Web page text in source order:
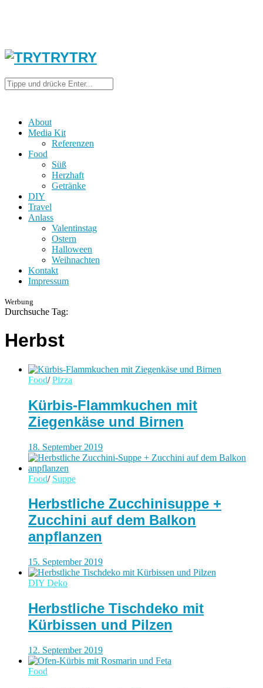
About
Media Kit
Referenzen
Food
Süß
Herzhaft
Getränke
DIY
Travel
Anlass
Valentinstag
Ostern
Halloween
Weihnachten
Kontakt
Impressum
Werbung
Durchsuche Tag:
Herbst
Food/ Pizza
Kürbis-Flammkuchen mit
Ziegenkäse und Birnen
18. September 2019
Food/ Suppe
Herbstliche Zucchinisuppe +
Zucchini auf dem Balkon
anpflanzen
15. September 2019
DIY Deko
Herbstliche Tischdeko mit
Kürbissen und Pilzen
12. September 2019
Food